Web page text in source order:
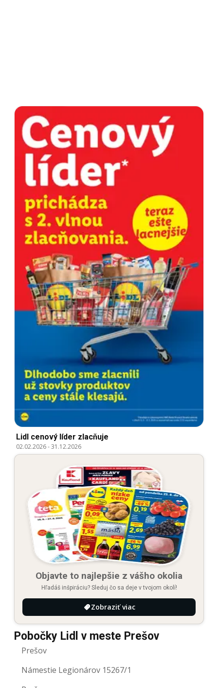
Lidl cenový líder zlacňuje
02.02.2026-31.12.2026
Objavte to najlepšie z vášho okolia
Hľadáš inšpiráciu? Sleduj čo sa deje v tvojom okolí!
Zobraziť viac
Pobočky Lidl v meste Prešov
Prešov
Námestie Legionárov 15267/1